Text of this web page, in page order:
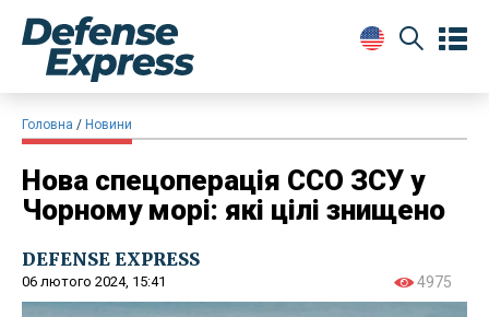
Головна Новини
Нова спецоперація ССО ЗСУ у
Чорному морі: які цілі знищено
DEFENSE EXPRESS
06 лютого 2024, 15:41 4975